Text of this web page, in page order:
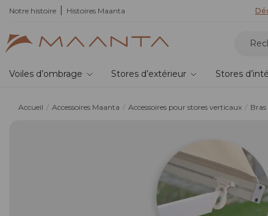
Notre histoire Histoires Maanta
Voiles d’ombrage Stores d’extérieur Stores
Accueil Accessoires Maanta Accessoires pour stores verticaux